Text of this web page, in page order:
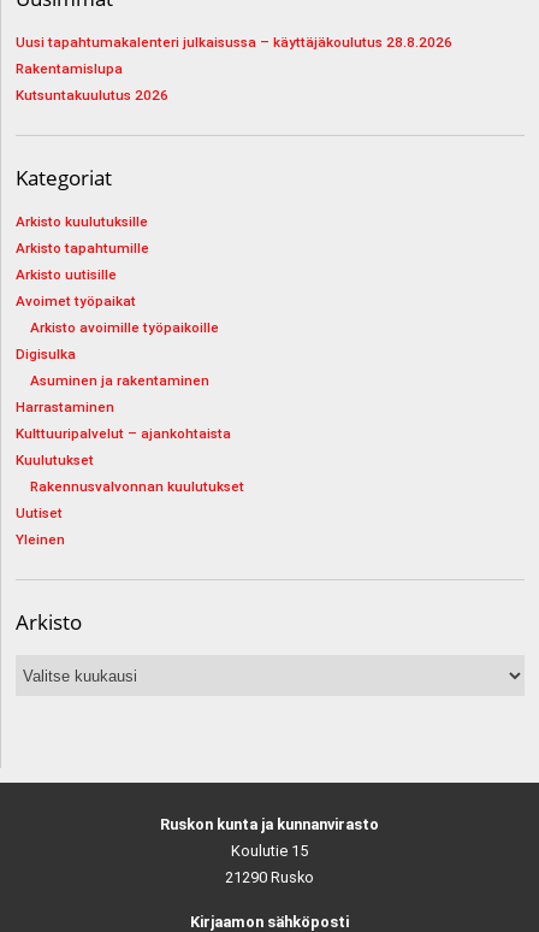
Uusi tapahtumakalenteri julkaisussa – käyttäjäkoulutus 28.8.2026
Rakentamislupa
Kutsuntakuulutus 2026
Kategoriat
Arkisto kuulutuksille
Arkisto tapahtumille
Arkisto uutisille
Avoimet työpaikat
Arkisto avoimille työpaikoille
Digisulka
Asuminen ja rakentaminen
Harrastaminen
Kulttuuripalvelut – ajankohtaista
Kuulutukset
Rakennusvalvonnan kuulutukset
Uutiset
Yleinen
Arkisto
Arkisto
Ruskon kunta ja kunnanvirasto
Koulutie 15
21290 Rusko
Kirjaamon sähköposti